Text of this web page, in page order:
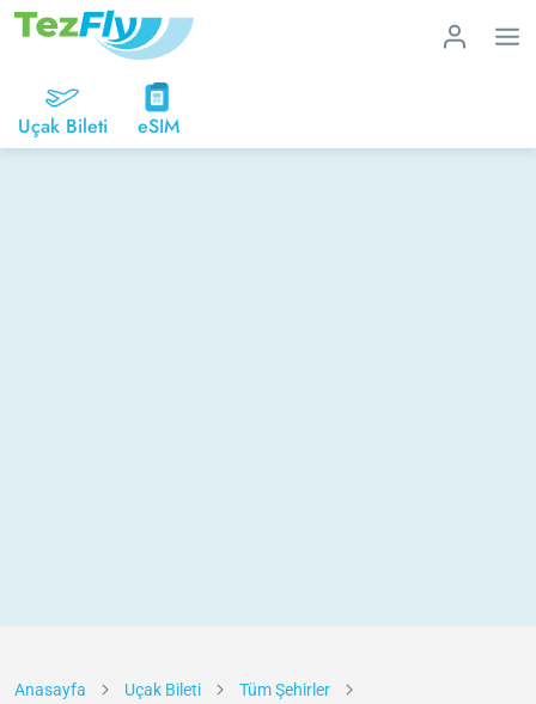
Uçak Bileti eSIM
Anasayfa Uçak Bileti
Tüm Şehirler